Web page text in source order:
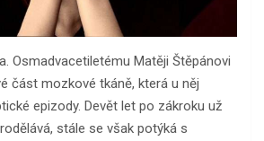
Osmadvacetiletému Matěji Štěpánovi
část mozkové tkáně, která u něj
epizody. Devět let po zákroku už
stále se však potýká s